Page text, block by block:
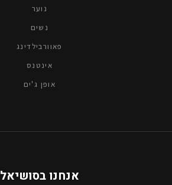
נוער
נשים
פאוורבילדינג
אינטנס
אופן ג'ים
אנחנו בסושיאל